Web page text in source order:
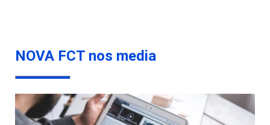
NOVA FCT nos media